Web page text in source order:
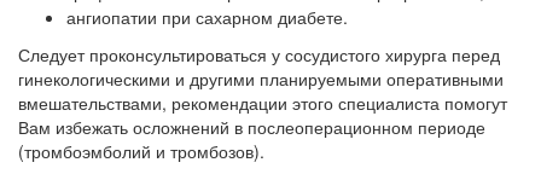
ангиопатии при сахарном диабете.
Следует проконсультироваться у сосудистого хирурга перед
гинекологическими и другими планируемыми оперативными
вмешательствами, рекомендации этого специалиста помогут
Вам избежать осложнений в послеоперационном периоде
(тромбоэмболий и тромбозов).